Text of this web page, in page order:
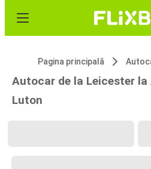
Pagina principală
Autocar de la Leicester
Luton